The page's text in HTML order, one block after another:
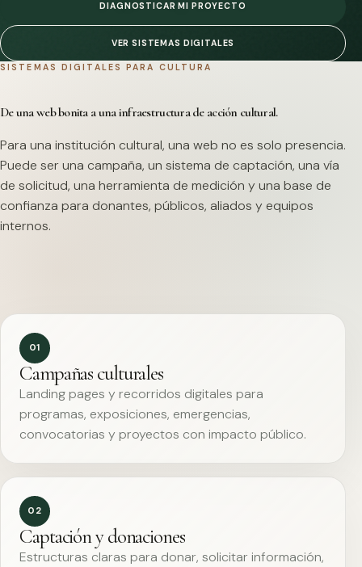
DIAGNOSTICAR MI PROYECTO
VER SISTEMAS DIGITALES
SISTEMAS DIGITALES PARA CULTURA
De una web bonita a una infraestructura de acción cultural.
Para una institución cultural, una web no es solo presencia.
Puede ser una campaña, un sistema de captación, una vía
de solicitud, una herramienta de medición y una base de
confianza para donantes, públicos, aliados y equipos
internos.
01
Campañas culturales
Landing pages y recorridos digitales para
programas, exposiciones, emergencias,
convocatorias y proyectos con impacto público.
02
Captación y donaciones
Estructuras claras para donar, solicitar información,